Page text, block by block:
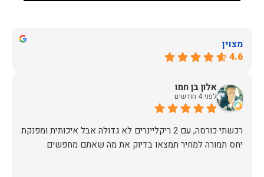
מצוין
4.6
אלון בן חמו
לפני 4 חודשים
יחס תמורה למחיר תמצאו בדיוק את מה שאתם מחפשים